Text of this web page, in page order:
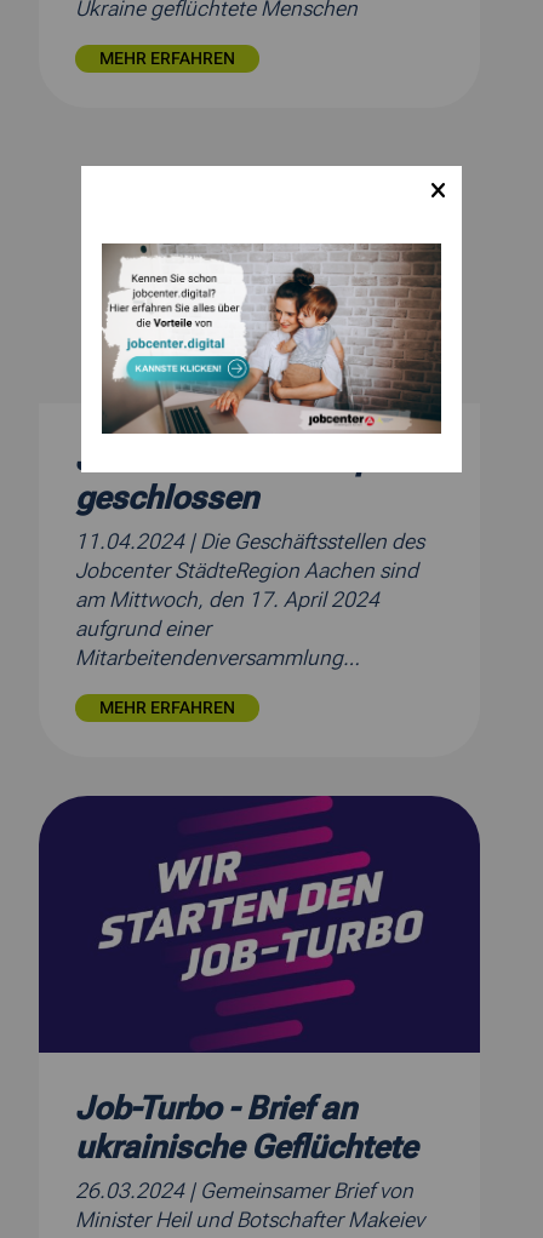
Ukraine geflüchtete Menschen
MEHR ERFAHREN
Jobcenter am 17. April
geschlossen
11.04.2024 | Die Geschäftsstellen des
Jobcenter StädteRegion Aachen sind
am Mittwoch, den 17. April 2024
aufgrund einer
Mitarbeitendenversammlung…
MEHR ERFAHREN
Job-Turbo - Brief an
ukrainische Geflüchtete
26.03.2024 | Gemeinsamer Brief von
Minister Heil und Botschafter Makeiev